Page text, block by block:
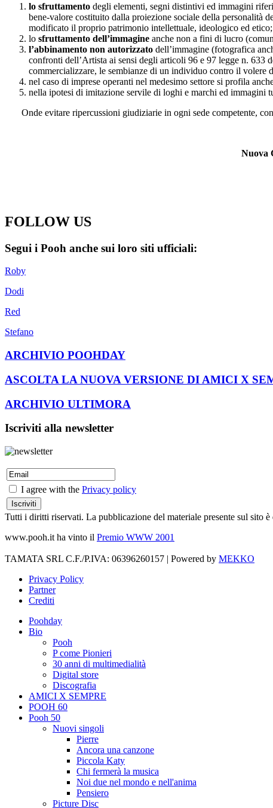
lo sfruttamento degli elementi, segni distintivi ed immagini
bene-valore costituito dalla proiezione sociale della personalità
modificato il proprio patrimonio intellettuale, ideologico ed etico;
lo sfruttamento dell’immagine anche non a fini di lucro
l’abbinamento non autorizzato dell’immagine (fotografica
confronti dell’Artista ai sensi degli articoli 96 e 97 legge n. 633
commercializzare, le sembianze di un individuo contro il volere
nel caso di imprese operanti nel medesimo settore si profila
nella ipotesi di imitazione servile di loghi e marchi ed
Onde evitare ripercussioni giudiziarie in ogni sede competente,
Nuova
FOLLOW US
Segui i Pooh anche sui loro siti ufficiali:
Roby
Dodi
Red
Stefano
ARCHIVIO POOHDAY
ASCOLTA LA NUOVA VERSIONE DI AMICI X
ARCHIVIO ULTIMORA
Iscriviti alla newsletter
I agree with the Privacy policy
Tutti i diritti riservati. La pubblicazione del materiale presente sul sito
www.pooh.it ha vinto il Premio WWW 2001
TAMATA SRL C.F./P.IVA: 06396260157 | Powered by MEKKO
Privacy Policy
Partner
Crediti
Poohday
Bio
Pooh
P come Pionieri
30 anni di multimedialità
Digital store
Discografia
AMICI X SEMPRE
POOH 60
Pooh 50
Nuovi singoli
Pierre
Ancora una canzone
Piccola Katy
Chi fermerà la musica
Noi due nel mondo e nell'anima
Pensiero
Picture Disc